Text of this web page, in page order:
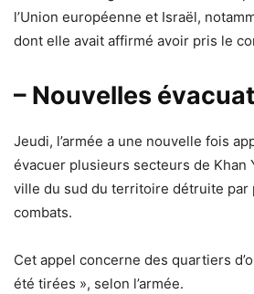
l’Union européenne et Israël,
dont elle avait affirmé avoir pris le
– Nouvelles
Jeudi, l’armée a une nouvelle fois
évacuer plusieurs secteurs de Khan
ville du sud du territoire détruite par
combats.
Cet appel concerne des quartiers
été tirées », selon l’armée.